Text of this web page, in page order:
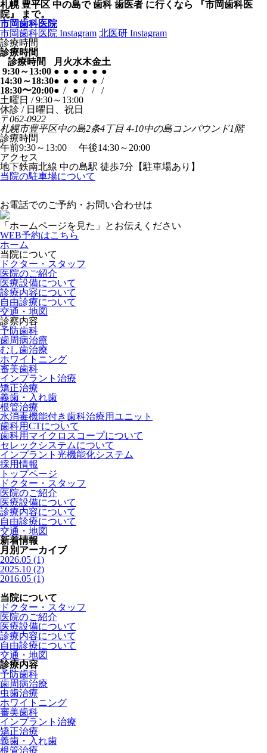
札幌 豊平区 中の島で 歯科 歯医者 に行くなら 『市岡歯科医
院』 まで。
市岡歯科医院
市岡歯科医院 Instagram 北医研 Instagram
診療時間
診療時間
診療時間
月 火水木金土
9:30～13:00 ● ● ● ● ● ●
14:30～18:30● ● ● ● ● /
18:30〜20:00● / ● / /
/
土曜日 / 9:30～13:00
休診 / 日曜日、祝日
〒062-0922
札幌市豊平区中の島2条4丁目 4-10中の島コンパウンド1階
診療時間
午前9:30～13:00 午後14:30～20:00
アクセス
地下鉄南北線 中の島駅 徒歩7分【駐車場あり】
当院の駐車場について
お電話でのご予約・お問い合わせは
「ホームページを見た」とお伝えください
WEB予約はこちら
ホーム
当院について
ドクター・スタッフ
医院のご紹介
医療設備について
診療内容について
自由診療について
交通・地図
診察内容
予防歯科
歯周病治療
むし歯治療
ホワイトニング
審美歯科
インプラント治療
矯正治療
義歯・入れ歯
根管治療
水消毒機能付き歯科治療用ユニット
歯科用CTについて
歯科用マイクロスコープについて
セレックシステムについて
インプラント光機能化システム
採用情報
トップページ
ドクター・スタッフ
医院のご紹介
医療設備について
診療内容について
自由診療について
交通・地図
新着情報
月別アーカイブ
2026.05 (1)
2025.10 (2)
2016.05 (1)
当院について
ドクター・スタッフ
医院のご紹介
医療設備について
診療内容について
自由診療について
交通・地図
診療内容
予防歯科
歯周病治療
虫歯治療
ホワイトニング
審美歯科
インプラント治療
矯正治療
義歯・入れ歯
根管治療